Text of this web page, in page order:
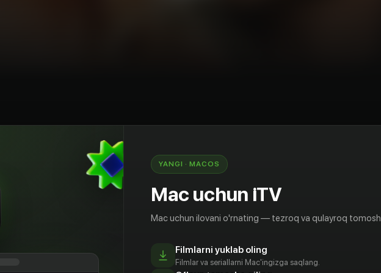
MelodramaAQSh
пытается обрести внутреннее спокойствие,
семью, несчастливую личную
сказать «нет», из-за которой она
пытаться решить проблемы других.
YANGI · MACOS
Mac uchun iTV
Mac uchun ilovani o'rnating — tezroq va qulayroq
Filmlarni yuklab oling
Filmlar va seriallarni Mac'ingizga saqlang.